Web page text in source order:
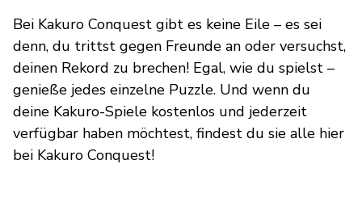
Bei Kakuro Conquest gibt es keine Eile – es sei
denn, du trittst gegen Freunde an oder versuchst,
deinen Rekord zu brechen! Egal, wie du spielst –
genieße jedes einzelne Puzzle. Und wenn du
deine Kakuro-Spiele kostenlos und jederzeit
verfügbar haben möchtest, findest du sie alle hier
bei Kakuro Conquest!